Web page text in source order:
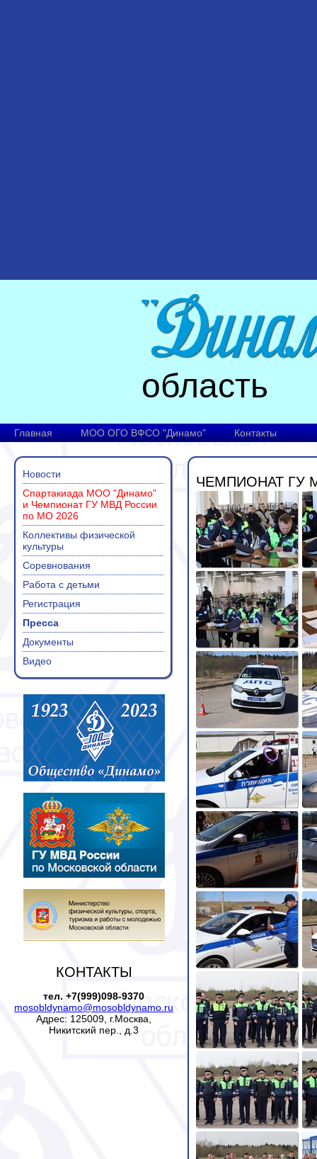
область
Главная МОО ОГО ВФСО "Динамо" Контакты
Новости
Спартакиада МОО "Динамо"
и Чемпионат ГУ МВД России
по МО 2026
Коллективы физической
культуры
Соревнования
Работа с детьми
Регистрация
Пресса
Документы
Видео
КОНТАКТЫ
тел. +7(999)098-9370
mosobldynamo@mosobldynamo.ru
Адрес: 125009, г.Москва,
Никитский пер., д.3
ЧЕМПИОНАТ ГУ